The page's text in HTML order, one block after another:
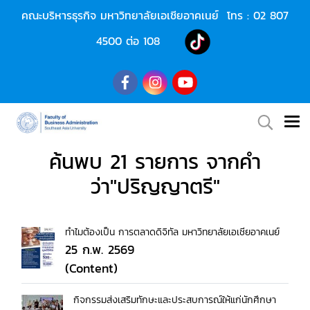
คณะบริหารธุรกิจ มหาวิทยาลัยเอเชียอาคเนย์ โทร : 02 807
4500ต่อ 108
ค้นพบ 21 รายการ จากคำ
ว่า"ปริญญาตรี"
ทำไมต้องเป็น การตลาดดิจิทัล มหาวิทยาลัยเอเชียอาคเนย์
25 ก.พ. 2569
(Content)
กิจกรรมส่งเสริมทักษะและประสบการณ์ให้แก่นักศึกษา